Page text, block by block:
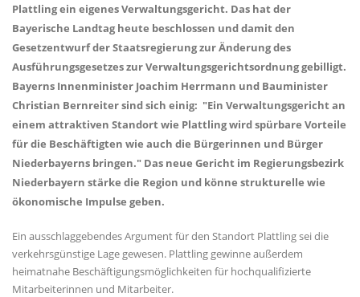
Plattling ein eigenes Verwaltungsgericht. Das hat der
Bayerische Landtag heute beschlossen und damit den
Gesetzentwurf der Staatsregierung zur Änderung des
Ausführungsgesetzes zur Verwaltungsgerichtsordnung gebilligt.
Bayerns Innenminister Joachim Herrmann und Bauminister
Christian Bernreiter sind sich einig: "Ein Verwaltungsgericht an
einem attraktiven Standort wie Plattling wird spürbare Vorteile
für die Beschäftigten wie auch die Bürgerinnen und Bürger
Niederbayerns bringen." Das neue Gericht im Regierungsbezirk
Niederbayern stärke die Region und könne strukturelle wie
ökonomische Impulse geben.
Ein ausschlaggebendes Argument für den Standort Plattling sei die
verkehrsgünstige Lage gewesen. Plattling gewinne außerdem
heimatnahe Beschäftigungsmöglichkeiten für hochqualifizierte
Mitarbeiterinnen und Mitarbeiter.